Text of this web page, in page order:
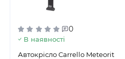
0
В наявності
Автокрісло Carrello Meteorit